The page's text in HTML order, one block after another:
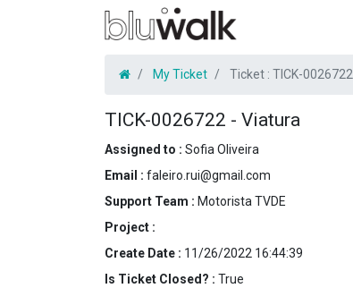
My Ticket Ticket : TICK-0026722
TICK-0026722 - Viatura
Assigned to : Sofia Oliveira
Email : faleiro.rui@gmail.com
Support Team : Motorista TVDE
Project :
Create Date : 11/26/2022 16:44:39
Is Ticket Closed? : True